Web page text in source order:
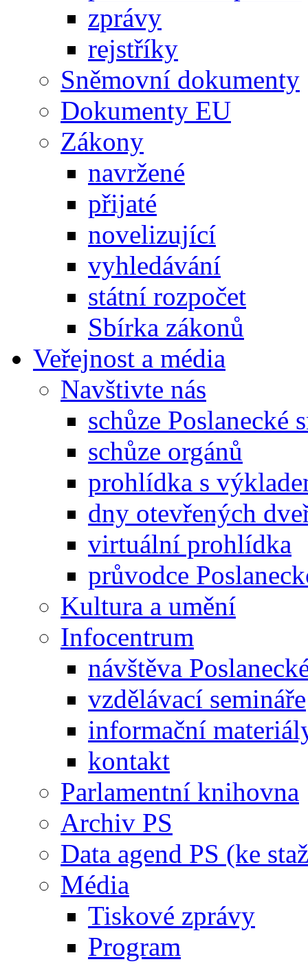
zprávy
rejstříky
Sněmovní dokumenty
Dokumenty EU
Zákony
navržené
přijaté
novelizující
vyhledávání
státní rozpočet
Sbírka zákonů
Veřejnost a média
Navštivte nás
schůze Poslanecké
schůze orgánů
prohlídka s
dny otevřených
virtuální prohlídka
průvodce
Kultura a umění
Infocentrum
návštěva
vzdělávací semináře
informační
kontakt
Parlamentní knihovna
Archiv PS
Data agend PS (ke
Média
Tiskové zprávy
Program